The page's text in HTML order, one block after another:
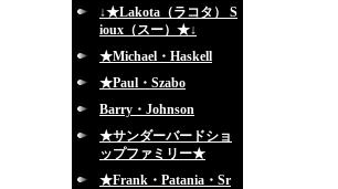
↓★Lakota（ラコタ） S
ioux（スー）★↓
★Michael・Haskell
★Paul・Szabo
Barry・Johnson
★サンダーバードショ
ップファミリー★
★Frank・Patania・Sr